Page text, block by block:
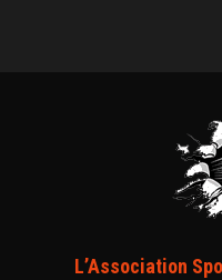
L’Association